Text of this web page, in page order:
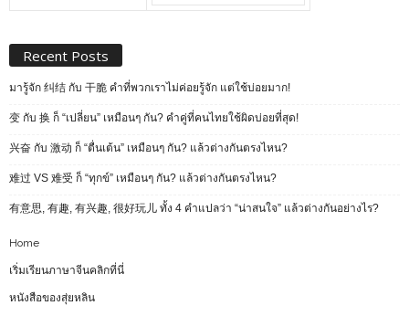
Recent Posts
มารู้จัก 纠结 กับ 干脆 คำที่พวกเราไม่ค่อยรู้จัก แต่ใช้บ่อยมาก!
变 กับ 换 ก็ “เปลี่ยน” เหมือนๆ กัน? คำคู่ที่คนไทยใช้ผิดบ่อยที่สุด!
兴奋 กับ 激动 ก็ “ตื่นเต้น” เหมือนๆ กัน? แล้วต่างกันตรงไหน?
难过 VS 难受 ก็ “ทุกข์” เหมือนๆ กัน? แล้วต่างกันตรงไหน?
有意思, 有趣, 有兴趣, 很好玩儿 ทั้ง 4 คำแปลว่า “น่าสนใจ” แล้วต่างกันอย่างไร?
Home
เริ่มเรียนภาษาจีนคลิกที่นี่
หนังสือของสุ่ยหลิน